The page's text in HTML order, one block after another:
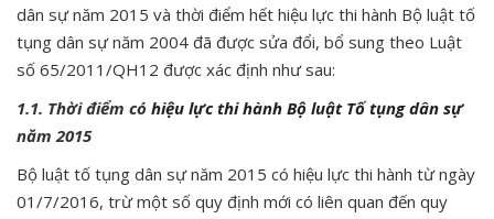
dân sự năm 2015 và thời điểm hết hiệu lực thi hành Bộ luật tố
tụng dân sự năm 2004 đã được sửa đổi, bổ sung theo Luật
số 65/2011/QH12 được xác định như sau:
1.1. Thời điểm có hiệu lực thi hành Bộ luật Tố tụng dân sự
năm 2015
Bộ luật tố tụng dân sự năm 2015 có hiệu lực thi hành từ ngày
01/7/2016, trừ một số quy định mới có liên quan đến quy